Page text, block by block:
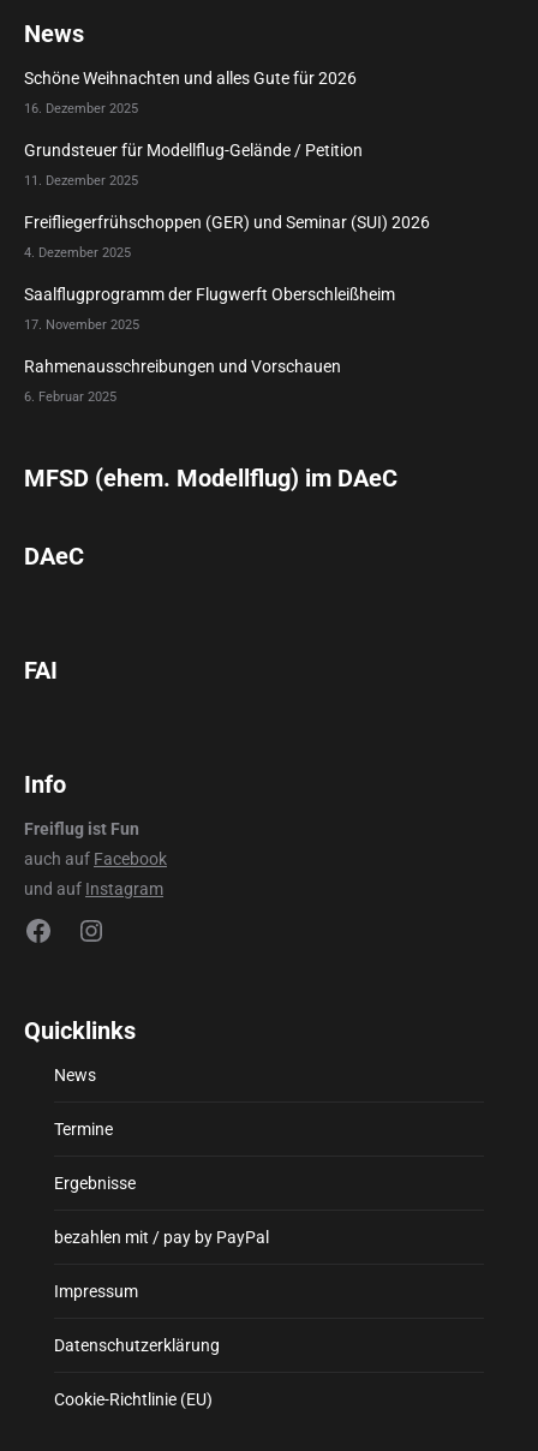
News
Schöne Weihnachten und alles Gute für 2026
16. Dezember 2025
Grundsteuer für Modellflug-Gelände / Petition
11. Dezember 2025
Freifliegerfrühschoppen (GER) und Seminar (SUI) 2026
4. Dezember 2025
Saalflugprogramm der Flugwerft Oberschleißheim
17. November 2025
Rahmenausschreibungen und Vorschauen
6. Februar 2025
MFSD (ehem. Modellflug) im DAeC
DAeC
FAI
Info
Freiflug ist Fun
auch auf Facebook
und auf Instagram
FacebookInstagram
Quicklinks
News
Termine
Ergebnisse
bezahlen mit / pay by PayPal
Impressum
Datenschutzerklärung
Cookie-Richtlinie (EU)